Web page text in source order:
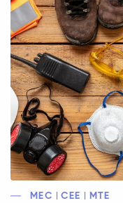
MEC | CEE | MTE